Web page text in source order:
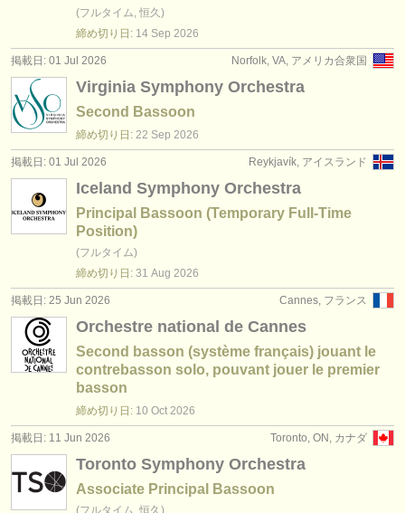
(フルタイム, 恒久)
締め切り日: 14 Sep 2026
Norfolk, VA, アメリカ合衆国
掲載日: 01 Jul 2026
Virginia Symphony Orchestra
Second Bassoon
締め切り日: 22 Sep 2026
Reykjavík, アイスランド
掲載日: 01 Jul 2026
Iceland Symphony Orchestra
Principal Bassoon (Temporary Full-Time
Position)
(フルタイム)
締め切り日: 31 Aug 2026
Cannes, フランス
掲載日: 25 Jun 2026
Orchestre national de Cannes
Second basson (système français) jouant le
contrebasson solo, pouvant jouer le premier
basson
締め切り日: 10 Oct 2026
Toronto, ON, カナダ
掲載日: 11 Jun 2026
Toronto Symphony Orchestra
Associate Principal Bassoon
(フルタイム, 恒久)